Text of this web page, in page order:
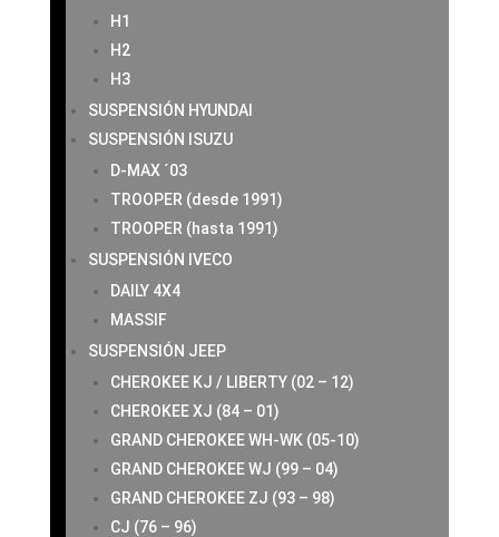
H1
H2
H3
SUSPENSIÓN HYUNDAI
SUSPENSIÓN ISUZU
D-MAX ´03
TROOPER (desde 1991)
TROOPER (hasta 1991)
SUSPENSIÓN IVECO
DAILY 4X4
MASSIF
SUSPENSIÓN JEEP
CHEROKEE KJ / LIBERTY (02 – 12)
CHEROKEE XJ (84 – 01)
GRAND CHEROKEE WH-WK (05-10)
GRAND CHEROKEE WJ (99 – 04)
GRAND CHEROKEE ZJ (93 – 98)
CJ (76 – 96)